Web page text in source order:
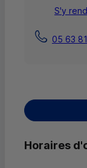
S'y
05 63
Horaires